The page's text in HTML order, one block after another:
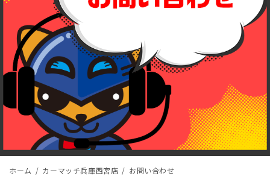
ホーム カーマッチ兵庫西宮店 お問い合わせ